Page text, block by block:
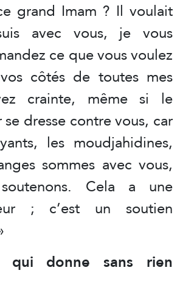
grand Imam ? Il voulait
avec vous, je vous
ce que vous voulez
côtés de toutes mes
crainte, même si le
dresse contre vous, car
les moudjahidines,
sommes avec vous,
Cela a une
; c’est un soutien
qui donne sans rien